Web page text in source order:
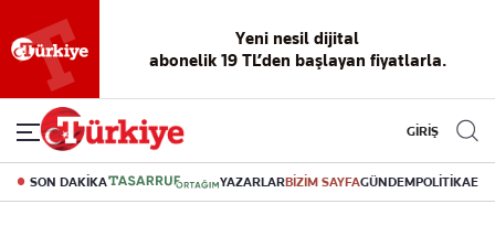
Yeni nesil dijital
abonelik 19 TL’den başlayan fiyatlarla.
GİRİŞ
SON DAKİKA YAZARLARBİZİM SAYFAGÜNDEMPOLİTİKA